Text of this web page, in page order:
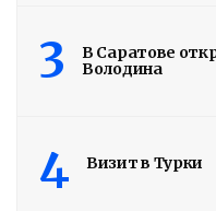
3
В Саратове
Володина
4 Визит в Турки